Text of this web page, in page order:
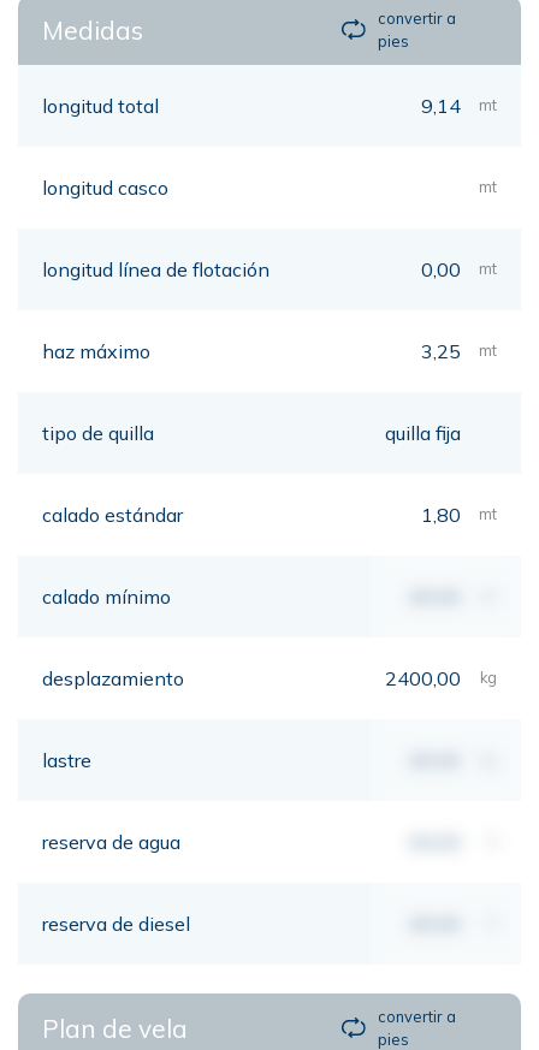
Medidas
convertir a
pies
longitud total 9,14 mt
longitud casco mt
longitud línea de flotación 0,00 mt
haz máximo 3,25 mt
tipo de quilla quilla fija
calado estándar 1,80 mt
calado mínimo
desplazamiento 2400,00 kg
lastre
reserva de agua
reserva de diesel
Plan de vela
convertir a
pies